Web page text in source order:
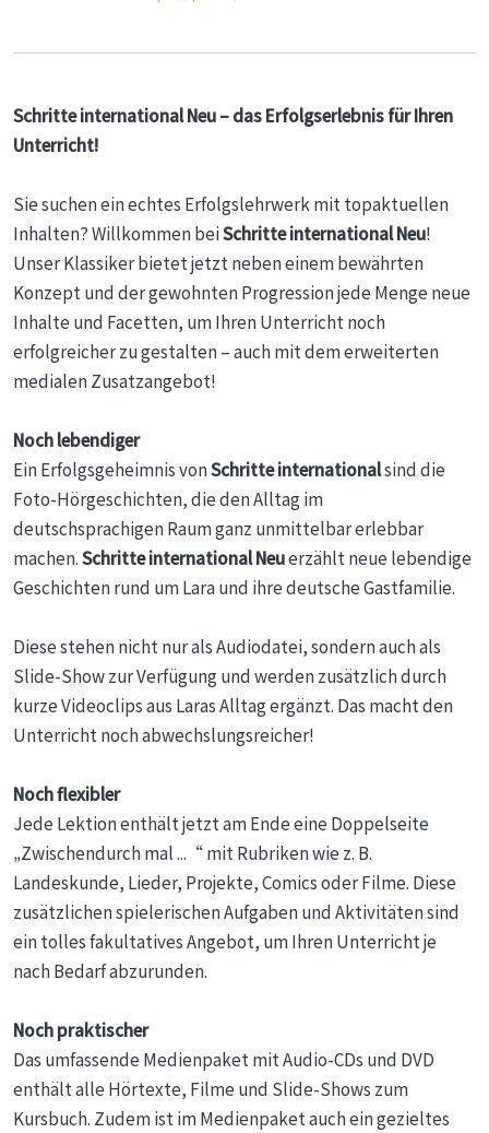
Schritte international Neu – das Erfolgserlebnis für Ihren
Unterricht!
Sie suchen ein echtes Erfolgslehrwerk mit topaktuellen
Inhalten? Willkommen beiSchritte international Neu!
Unser Klassiker bietet jetzt neben einem bewährten
Konzept und der gewohnten Progression jede Menge neue
Inhalte und Facetten, um Ihren Unterricht noch
erfolgreicher zu gestalten – auch mit dem erweiterten
medialen Zusatzangebot!
Noch lebendiger
Ein Erfolgsgeheimnis vonSchritte internationalsind die
Foto-Hörgeschichten, die den Alltag im
deutschsprachigen Raum ganz unmittelbar erlebbar
machen.Schritte international Neuerzählt neue lebendige
Geschichten rund um Lara und ihre deutsche Gastfamilie.
Diese stehen nicht nur als Audiodatei, sondern auch als
Slide-Show zur Verfügung und werden zusätzlich durch
kurze Videoclips aus Laras Alltag ergänzt. Das macht den
Unterricht noch abwechslungsreicher!
Noch flexibler
Jede Lektion enthält jetzt am Ende eine Doppelseite
„Zwischendurch mal ...“ mit Rubriken wie z. B.
Landeskunde, Lieder, Projekte, Comics oder Filme. Diese
zusätzlichen spielerischen Aufgaben und Aktivitäten sind
ein tolles fakultatives Angebot, um Ihren Unterricht je
nach Bedarf abzurunden.
Noch praktischer
Das umfassende Medienpaket mit Audio-CDs und DVD
enthält alle Hörtexte, Filme und Slide-Shows zum
Kursbuch. Zudem ist im Medienpaket auch ein gezieltes